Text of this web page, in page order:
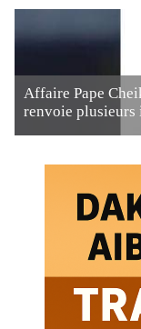
Affaire Pape
renvoie